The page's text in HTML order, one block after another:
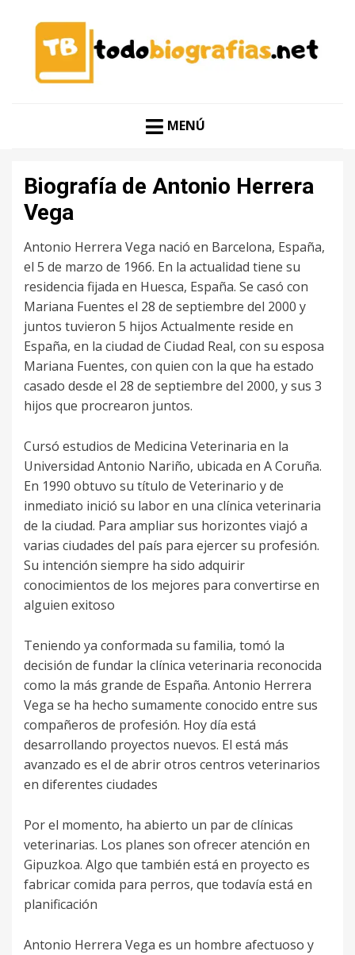
TODO BIOGRAFÍAS
MENÚ
Biografía de Antonio Herrera
Vega
Antonio Herrera Vega nació en Barcelona, España,
el 5 de marzo de 1966. En la actualidad tiene su
residencia fijada en Huesca, España. Se casó con
Mariana Fuentes el 28 de septiembre del 2000 y
juntos tuvieron 5 hijos Actualmente reside en
España, en la ciudad de Ciudad Real, con su esposa
Mariana Fuentes, con quien con la que ha estado
casado desde el 28 de septiembre del 2000, y sus 3
hijos que procrearon juntos.
Cursó estudios de Medicina Veterinaria en la
Universidad Antonio Nariño, ubicada en A Coruña.
En 1990 obtuvo su título de Veterinario y de
inmediato inició su labor en una clínica veterinaria
de la ciudad. Para ampliar sus horizontes viajó a
varias ciudades del país para ejercer su profesión.
Su intención siempre ha sido adquirir
conocimientos de los mejores para convertirse en
alguien exitoso
Teniendo ya conformada su familia, tomó la
decisión de fundar la clínica veterinaria reconocida
como la más grande de España. Antonio Herrera
Vega se ha hecho sumamente conocido entre sus
compañeros de profesión. Hoy día está
desarrollando proyectos nuevos. El está más
avanzado es el de abrir otros centros veterinarios
en diferentes ciudades
Por el momento, ha abierto un par de clínicas
veterinarias. Los planes son ofrecer atención en
Gipuzkoa. Algo que también está en proyecto es
fabricar comida para perros, que todavía está en
planificación
Antonio Herrera Vega es un hombre afectuoso y